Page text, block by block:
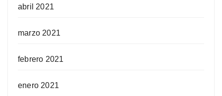
abril 2021
marzo 2021
febrero 2021
enero 2021